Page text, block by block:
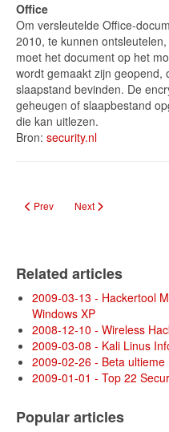
Office
Om versleutelde Office-
2010, te kunnen
moet het document op het
wordt gemaakt zijn geopend,
slaapstand bevinden. De
geheugen of slaapbestand
die kan uitlezen.
Bron: security.nl
Previous article: Top 35 Pentest
Prev Next article: Gratis
Next
Related articles
2009-03-13 - Hackertool
Windows XP
2008-12-10 - Wireless
2009-03-08 - Kali Linus
2009-02-26 - Beta
2009-01-01 - Top 22
Popular articles